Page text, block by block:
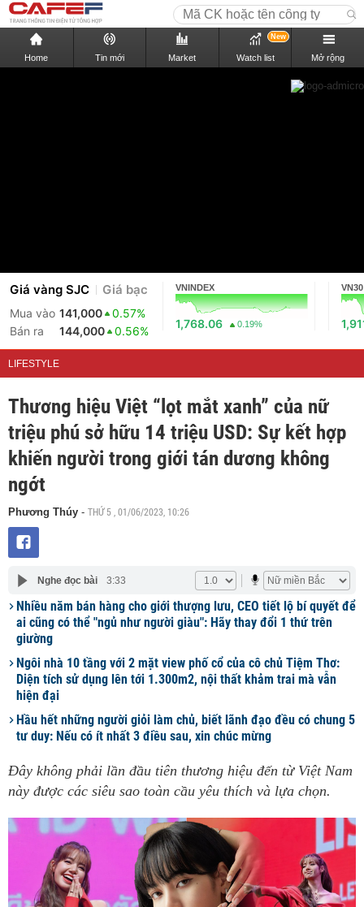
Home Tin mới Market Watch list
New
Mở rộng
Giá vàng SJC Giá bạc
Mua vào 141,000
0.57%
Bán ra
144,000 0.56%
VNINDEX
1,768.06 0.19%
VN30
LIFESTYLE
Thương hiệu Việt “lọt mắt xanh” của nữ
triệu phú sở hữu 14 triệu USD: Sự kết hợp
khiến người trong giới tán dương không
ngớt
Phương Thúy - THỨ 5 , 01/06/2023, 10:26
Nghe đọc bài 3:33
Nhiều năm bán hàng cho giới thượng lưu, CEO tiết lộ bí quyết để
ai cũng có thể "ngủ như người giàu": Hãy thay đổi 1 thứ trên
giường
Ngôi nhà 10 tầng với 2 mặt view phố cổ của cô chủ Tiệm Thơ:
Diện tích sử dụng lên tới 1.300m2, nội thất khảm trai mà vẫn
hiện đại
Hầu hết những người giỏi làm chủ, biết lãnh đạo đều có chung 5
tư duy: Nếu có ít nhất 3 điều sau, xin chúc mừng
Đây không phải lần đầu tiên thương hiệu đến từ Việt Nam
này được các siêu sao toàn cầu yêu thích và lựa chọn.